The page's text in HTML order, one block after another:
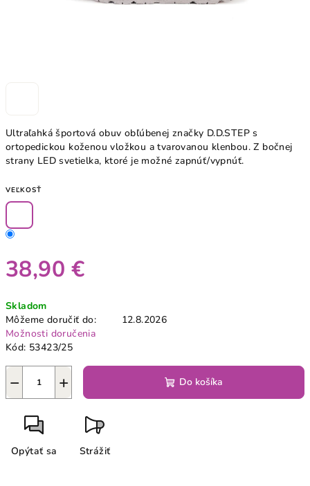
Ultraľahká športová obuv obľúbenej značky D.D.STEP s
ortopedickou koženou vložkou a tvarovanou klenbou.Z bočnej
strany LED svetielka, ktoré je možné zapnúť/vypnúť.
VEĽKOSŤ
38,90 €
cena:
Skladom
Môžeme doručiť do:
12.8.2026
Možnosti doručenia
Kód: 53423/25
+
− Do košíka
Opýtať sa Strážiť